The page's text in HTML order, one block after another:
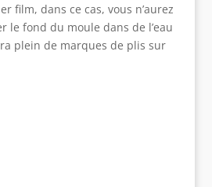
film, dans ce cas, vous n’aurez
le fond du moule dans de l’eau
plein de marques de plis sur